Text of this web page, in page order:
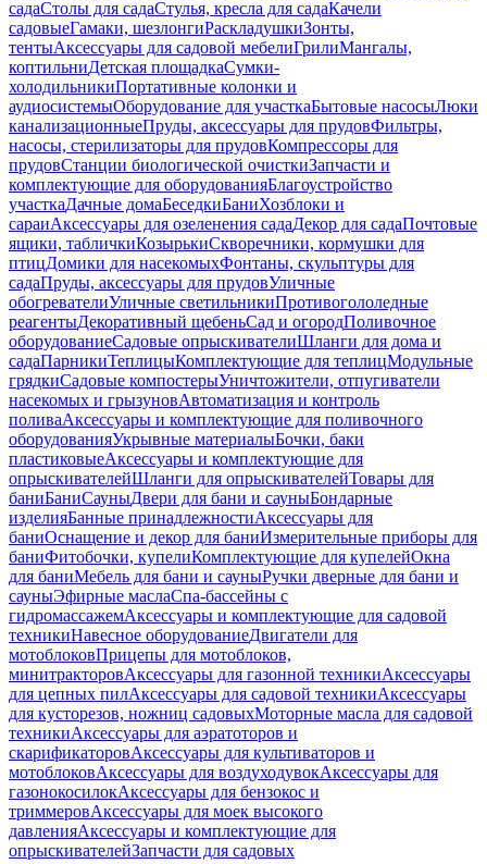
садаСтолы для садаСтулья, кресла для садаКачели
садовыеГамаки, шезлонгиРаскладушкиЗонты,
тентыАксессуары для садовой мебелиГрилиМангалы,
коптильниДетская площадкаСумки-
холодильникиПортативные колонки и
аудиосистемыОборудование для участкаБытовые насосыЛюки
канализационныеПруды, аксессуары для прудовФильтры,
насосы, стерилизаторы для прудовКомпрессоры для
прудовСтанции биологической очисткиЗапчасти и
комплектующие для оборудованияБлагоустройство
участкаДачные домаБеседкиБаниХозблоки и
сараиАксессуары для озеленения садаДекор для садаПочтовые
ящики, табличкиКозырькиСкворечники, кормушки для
птицДомики для насекомыхФонтаны, скульптуры для
садаПруды, аксессуары для прудовУличные
обогревателиУличные светильникиПротивогололедные
реагентыДекоративный щебеньСад и огородПоливочное
оборудованиеСадовые опрыскивателиШланги для дома и
садаПарникиТеплицыКомплектующие для теплицМодульные
грядкиСадовые компостерыУничтожители, отпугиватели
насекомых и грызуновАвтоматизация и контроль
поливаАксессуары и комплектующие для поливочного
оборудованияУкрывные материалыБочки, баки
пластиковыеАксессуары и комплектующие для
опрыскивателейШланги для опрыскивателейТовары для
баниБаниСауныДвери для бани и сауныБондарные
изделияБанные принадлежностиАксессуары для
баниОснащение и декор для баниИзмерительные приборы для
баниФитобочки, купелиКомплектующие для купелейОкна
для баниМебель для бани и сауныРучки дверные для бани и
сауныЭфирные маслаСпа-бассейны с
гидромассажемАксессуары и комплектующие для садовой
техникиНавесное оборудованиеДвигатели для
мотоблоковПрицепы для мотоблоков,
минитракторовАксессуары для газонной техникиАксессуары
для цепных пилАксессуары для садовой техникиАксессуары
для кусторезов, ножниц садовыхМоторные масла для садовой
техникиАксессуары для аэратоторов и
скарификаторовАксессуары для культиваторов и
мотоблоковАксессуары для воздуходувокАксессуары для
газонокосилокАксессуары для бензокос и
триммеровАксессуары для моек высокого
давленияАксессуары и комплектующие для
опрыскивателейЗапчасти для садовых